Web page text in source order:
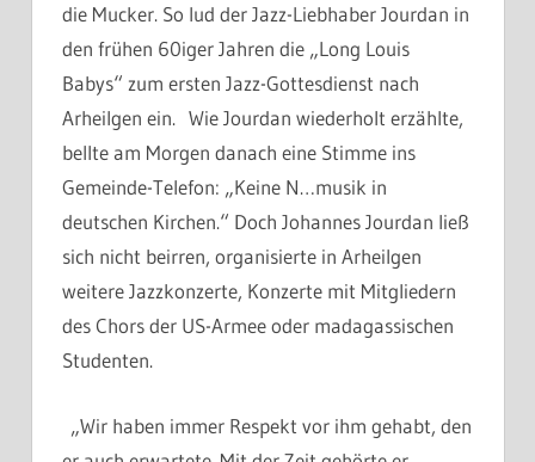
die Mucker. So lud der Jazz-Liebhaber Jourdan in
den frühen 60iger Jahren die „Long Louis
Babys“ zum ersten Jazz-Gottesdienst nach
Arheilgen ein. Wie Jourdan wiederholt erzählte,
bellte am Morgen danach eine Stimme ins
Gemeinde-Telefon: „Keine N…musik in
deutschen Kirchen.“ Doch Johannes Jourdan ließ
sich nicht beirren, organisierte in Arheilgen
weitere Jazzkonzerte, Konzerte mit Mitgliedern
des Chors der US-Armee oder madagassischen
Studenten.
„Wir haben immer Respekt vor ihm gehabt, den